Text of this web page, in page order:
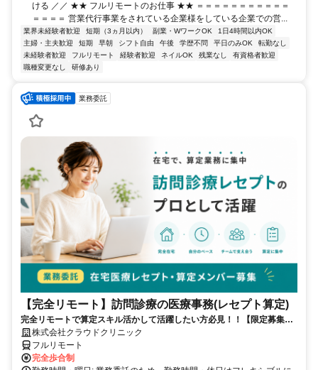
ける ／／ ★★ フルリモートのお仕事 ★★ ＝＝＝＝＝＝＝＝＝＝＝
＝＝＝＝ 営業代行事業をされている企業様をしている企業での営...
業界未経験者歓迎 短期（3ヵ月以内） 副業・WワークOK
1日4時間以内OK
主婦・主夫歓迎
短期 早朝 シフト自由 午後 学歴不問 平日のみOK
転勤なし
未経験者歓迎
フルリモート 経験者歓迎 ネイルOK 残業なし
有資格者歓迎
職種変更なし
研修あり
業務委託
【完全リモート】訪問診療の医療事務(レセプト算定)
完全リモートで算定スキル活かして活躍したい方必見！！【限定募集】
完全リモート｜在宅医療レセプト算定（成果報酬型／業務委託）
株式会社クラウドクリニック
フルリモート
完全歩合制